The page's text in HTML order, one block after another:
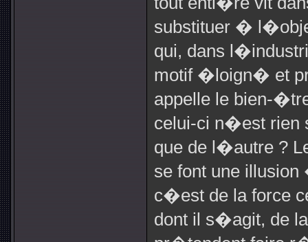
substituer �
qui, dans
motif �loign� et
appelle le bien-
celui-ci n�est rien
que de l�autre ?
se font une
c�est de la force
dont il s�agit, de